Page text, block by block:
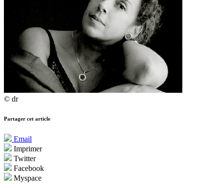
© dr
Partager cet article
Email
Imprimer
Twitter
Facebook
Myspace